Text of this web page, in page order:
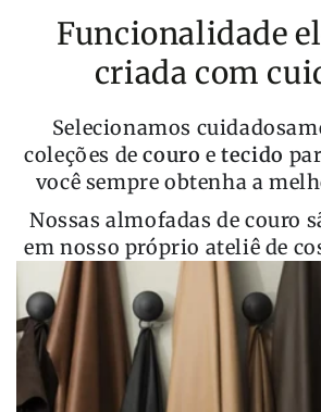
Funcionalidade
criada com
Selecionamos
coleções decouroetecido
você sempre obtenha a
Nossas almofadas de couro
em nosso próprio ateliê de